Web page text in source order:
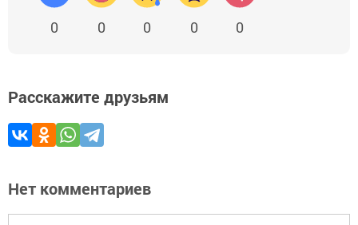
0 0 0 0 0
Расскажите друзьям
Нет комментариев